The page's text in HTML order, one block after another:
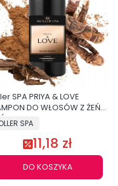
SPA PRIYA & LOVE
DO WŁOSÓW Z ŻEŃ-
500ml
SPA
11,18 zł
DO KOSZYKA